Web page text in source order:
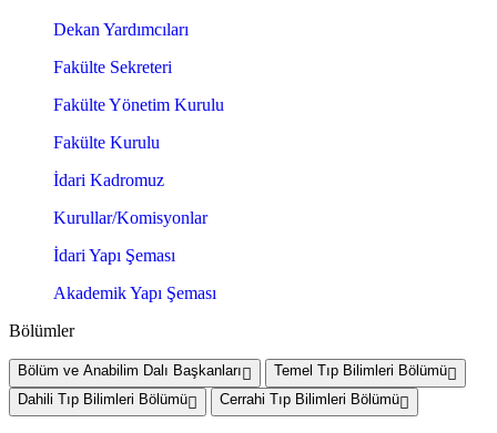
Dekan Yardımcıları
Fakülte Sekreteri
Fakülte Yönetim Kurulu
Fakülte Kurulu
İdari Kadromuz
Kurullar/Komisyonlar
İdari Yapı Şeması
Akademik Yapı Şeması
Bölümler
Bölüm ve Anabilim Dalı Başkanları
Temel Tıp Bilimleri Bölümü
Dahili Tıp Bilimleri Bölümü
Cerrahi Tıp Bilimleri Bölümü